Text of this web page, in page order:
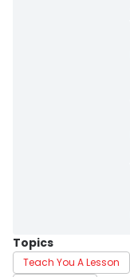
Topics
Teach You A Lesson